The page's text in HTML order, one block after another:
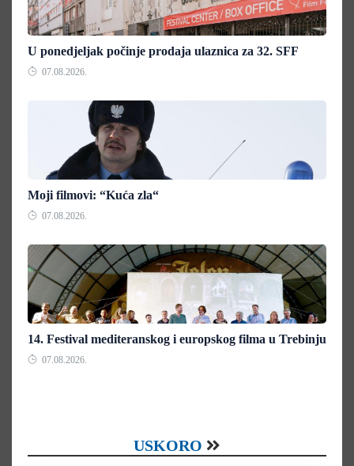
U ponedjeljak počinje prodaja ulaznica za 32. SFF
07.08.2026.
Moji filmovi: “Kuća zla“
07.08.2026.
14. Festival mediteranskog i europskog filma u Trebinju
07.08.2026.
USKORO